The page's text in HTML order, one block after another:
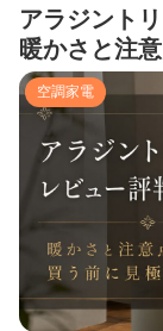
アラジント
暖かさと注
空調家電